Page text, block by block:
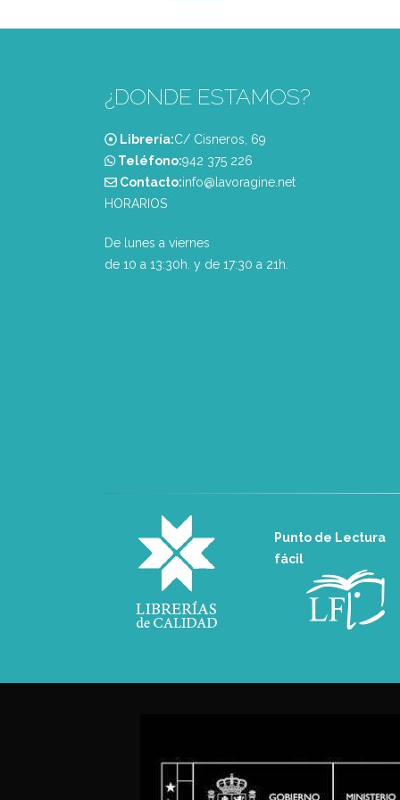
¿DONDE ESTAMOS?
Librería:C/ Cisneros, 69
Teléfono:‭942 375 226‬
Contacto:info@lavoragine.net
HORARIOS
De lunes a viernes
de 10 a 13:30h. y de 17:30 a 21h.
Punto de Lectura
fácil